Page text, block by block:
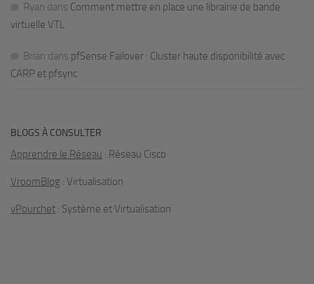
Ryan dans Comment mettre en place une librairie de bande
virtuelle VTL
Brian dans pfSense Failover : Cluster haute disponibilité avec
CARP et pfsync
BLOGS À CONSULTER
Apprendre le Réseau : Réseau Cisco
VroomBlog : Virtualisation
vPourchet : Système et Virtualisation